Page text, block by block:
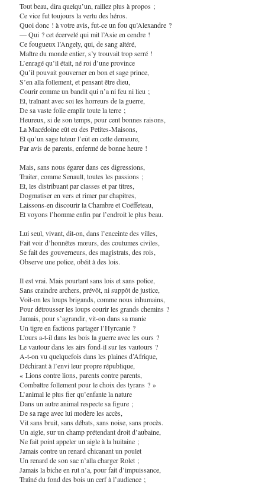
Tout beau, dira quelqu’un, raillez plus à propos ;
Ce vice fut toujours la vertu des héros.
Quoi donc ! à votre avis, fut-ce un fou qu’Alexandre ?
— Qui ? cet écervelé qui mit l’Asie en cendre !
Ce fougueux l’Angely, qui, de sang altéré,
Maître du monde entier, s’y trouvait trop serré !
L’enragé qu’il était, né roi d’une province
Qu’il pouvait gouverner en bon et sage prince,
S’en alla follement, et pensant être dieu,
Courir comme un bandit qui n’a ni feu ni lieu ;
Et, traînant avec soi les horreurs de la guerre,
De sa vaste folie emplir toute la terre ;
Heureux, si de son temps, pour cent bonnes raisons,
La Macédoine eût eu des Petites-Maisons,
Et qu’un sage tuteur l’eût en cette demeure,
Par avis de parents, enfermé de bonne heure !
Mais, sans nous égarer dans ces digressions,
Traiter, comme Senault, toutes les passions ;
Et, les distribuant par classes et par titres,
Dogmatiser en vers et rimer par chapitres,
Laissons-en discourir la Chambre et Coëffeteau,
Et voyons l’homme enfin par l’endroit le plus beau.
Lui seul, vivant, dit-on, dans l’enceinte des villes,
Fait voir d’honnêtes mœurs, des coutumes civiles,
Se fait des gouverneurs, des magistrats, des rois,
Observe une police, obéit à des lois.
Il est vrai. Mais pourtant sans lois et sans police,
Sans craindre archers, prévôt, ni suppôt de justice,
Voit-on les loups brigands, comme nous inhumains,
Pour détrousser les loups courir les grands chemins ?
Jamais, pour s’agrandir, vit-on dans sa manie
Un tigre en factions partager l’Hyrcanie ?
L’ours a-t-il dans les bois la guerre avec les ours ?
Le vautour dans les airs fond-il sur les vautours ?
A-t-on vu quelquefois dans les plaines d’Afrique,
Déchirant à l’envi leur propre république,
« Lions contre lions, parents contre parents,
Combattre follement pour le choix des tyrans ? »
L’animal le plus fier qu’enfante la nature
Dans un autre animal respecte sa figure ;
De sa rage avec lui modère les accès,
Vit sans bruit, sans débats, sans noise, sans procès.
Un aigle, sur un champ prétendant droit d’aubaine,
Ne fait point appeler un aigle à la huitaine ;
Jamais contre un renard chicanant un poulet
Un renard de son sac n’alla charger Rolet ;
Jamais la biche en rut n’a, pour fait d’impuissance,
Traîné du fond des bois un cerf à l’audience ;